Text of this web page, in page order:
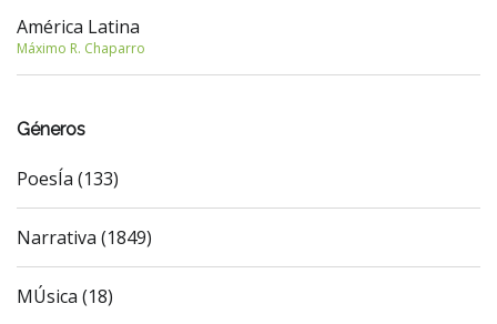
América Latina
Máximo R. Chaparro
Géneros
PoesÍa (133)
Narrativa (1849)
MÚsica (18)